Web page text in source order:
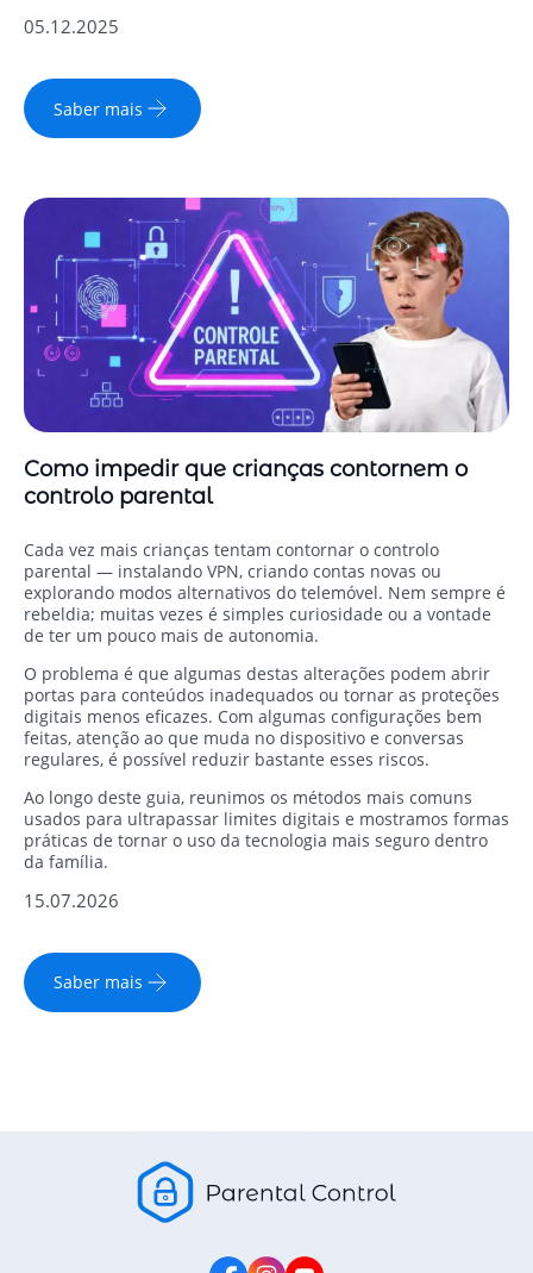
05.12.2025
Saber mais
Como impedir que crianças contornem o
controlo parental
Cada vez mais crianças tentam contornar o controlo
parental — instalando VPN, criando contas novas ou
explorando modos alternativos do telemóvel. Nem sempre é
rebeldia; muitas vezes é simples curiosidade ou a vontade
de ter um pouco mais de autonomia.
O problema é que algumas destas alterações podem abrir
portas para conteúdos inadequados ou tornar as proteções
digitais menos eficazes. Com algumas configurações bem
feitas, atenção ao que muda no dispositivo e conversas
regulares, é possível reduzir bastante esses riscos.
Ao longo deste guia, reunimos os métodos mais comuns
usados para ultrapassar limites digitais e mostramos formas
práticas de tornar o uso da tecnologia mais seguro dentro
da família.
15.07.2026
Saber mais